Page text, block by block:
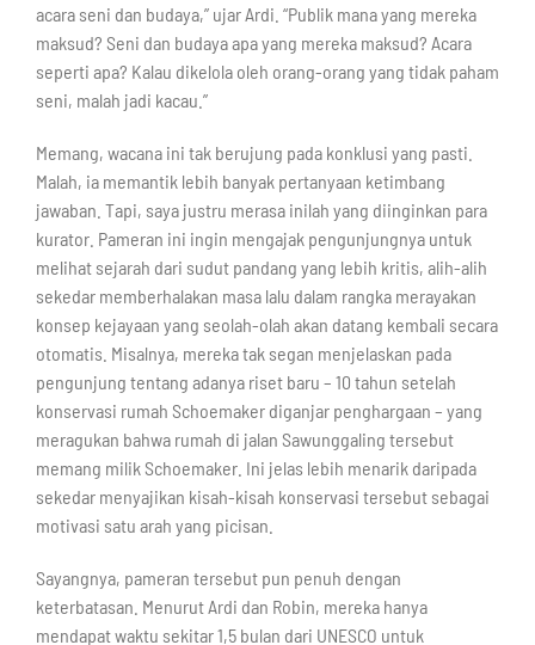
acara seni dan budaya,” ujar Ardi. “Publik mana yang mereka
maksud? Seni dan budaya apa yang mereka maksud? Acara
seperti apa? Kalau dikelola oleh orang-orang yang tidak paham
seni, malah jadi kacau.”
Memang, wacana ini tak berujung pada konklusi yang pasti.
Malah, ia memantik lebih banyak pertanyaan ketimbang
jawaban. Tapi, saya justru merasa inilah yang diinginkan para
kurator. Pameran ini ingin mengajak pengunjungnya untuk
melihat sejarah dari sudut pandang yang lebih kritis, alih-alih
sekedar memberhalakan masa lalu dalam rangka merayakan
konsep kejayaan yang seolah-olah akan datang kembali secara
otomatis. Misalnya, mereka tak segan menjelaskan pada
pengunjung tentang adanya riset baru – 10 tahun setelah
konservasi rumah Schoemaker diganjar penghargaan – yang
meragukan bahwa rumah di jalan Sawunggaling tersebut
memang milik Schoemaker. Ini jelas lebih menarik daripada
sekedar menyajikan kisah-kisah konservasi tersebut sebagai
motivasi satu arah yang picisan.
Sayangnya, pameran tersebut pun penuh dengan
keterbatasan. Menurut Ardi dan Robin, mereka hanya
mendapat waktu sekitar 1,5 bulan dari UNESCO untuk